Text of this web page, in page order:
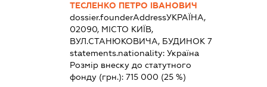
ТЕСЛЕНКО ПЕТРО ІВАНОВИЧ
dossier.founderAddressУКРАЇНА,
02090, МІСТО КИЇВ,
ВУЛ.СТАНЮКОВИЧА, БУДИНОК 7
statements.nationality:Україна
Розмір внеску до статутного
фонду (грн.):715 000 (25 %)